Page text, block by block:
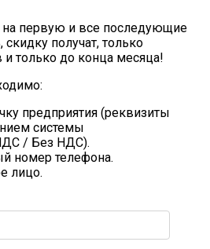
на первую и все последующие
скидку получат, только
только до конца месяца!
предприятия (реквизиты
системы
/ Без НДС).
номер телефона.
лицо.